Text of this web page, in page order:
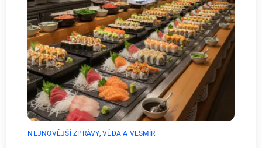
NEJNOVĚJŠÍ ZPRÁVY,VĚDA A VESMÍR